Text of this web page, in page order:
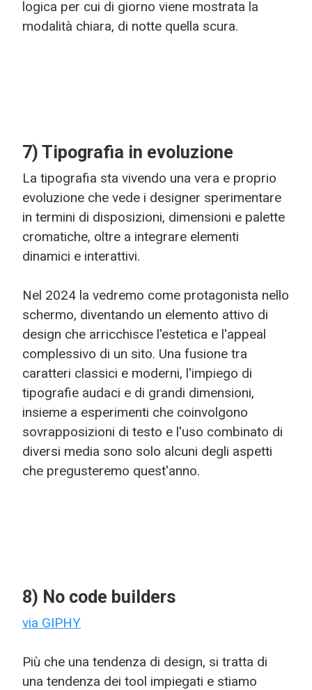
logica per cui di giorno viene mostrata la
modalità chiara, di notte quella scura.
7) Tipografia in evoluzione
La tipografia sta vivendo una vera e proprio
evoluzione che vede i designer sperimentare
in termini di disposizioni, dimensioni e palette
cromatiche, oltre a integrare elementi
dinamici e interattivi.
Nel 2024 la vedremo come protagonista nello
schermo, diventando un elemento attivo di
design che arricchisce l'estetica e l'appeal
complessivo di un sito. Una fusione tra
caratteri classici e moderni, l'impiego di
tipografie audaci e di grandi dimensioni,
insieme a esperimenti che coinvolgono
sovrapposizioni di testo e l'uso combinato di
diversi media sono solo alcuni degli aspetti
che pregusteremo quest'anno.
8) No code builders
via GIPHY
Più che una tendenza di design, si tratta di
una tendenza dei tool impiegati e stiamo